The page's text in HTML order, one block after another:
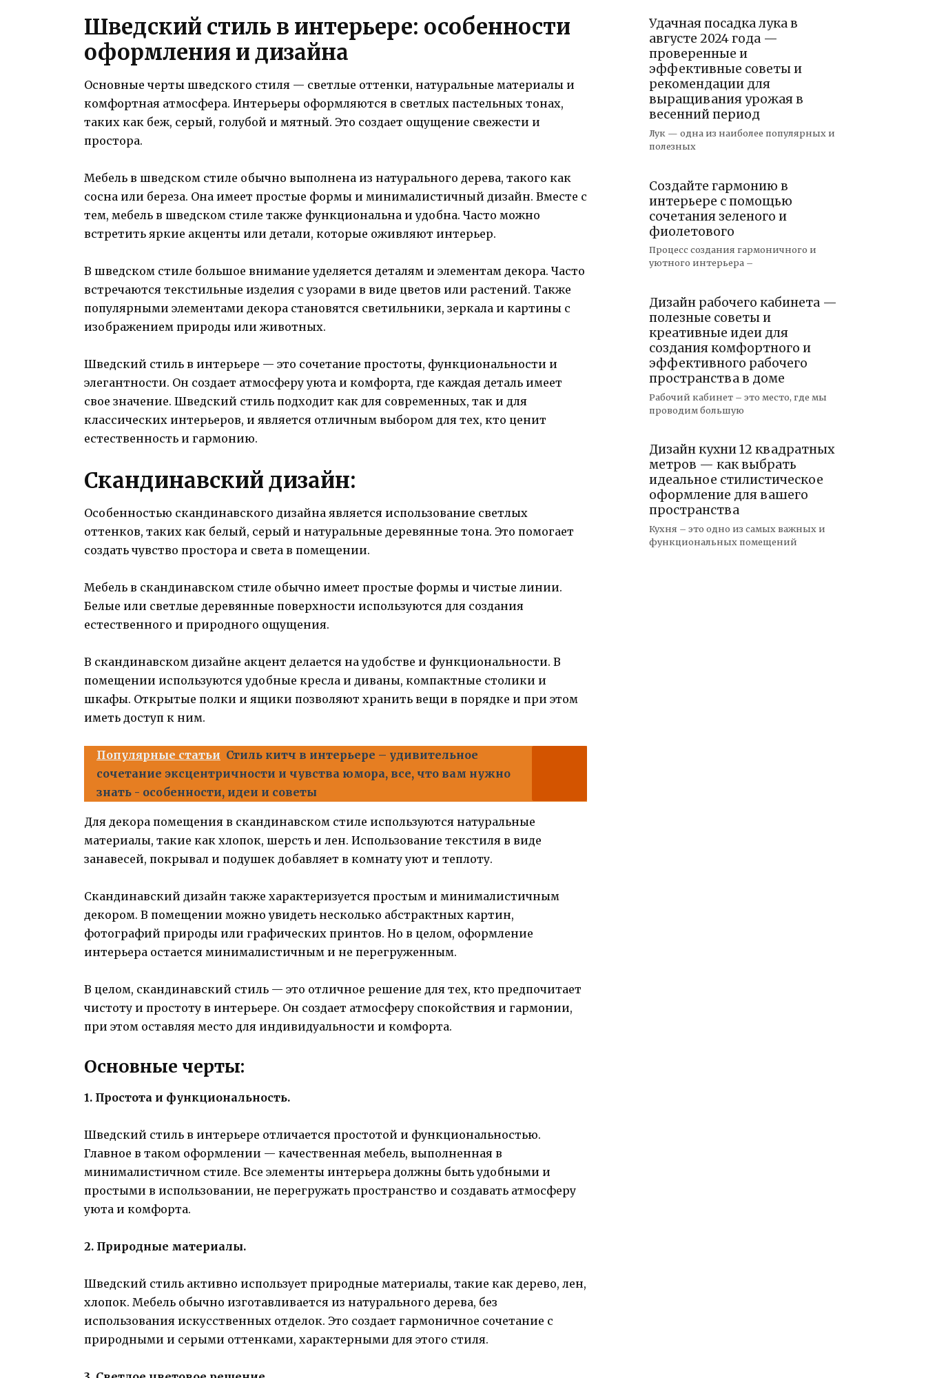
Шведский стиль в интерьере: особенности
оформления и дизайна
Основные черты шведского стиля — светлые оттенки, натуральные материалы и
комфортная атмосфера. Интерьеры оформляются в светлых пастельных тонах,
таких как беж, серый, голубой и мятный. Это создает ощущение свежести и
простора.
Мебель в шведском стиле обычно выполнена из натурального дерева, такого как
сосна или береза. Она имеет простые формы и минималистичный дизайн. Вместе с
тем, мебель в шведском стиле также функциональна и удобна. Часто можно
встретить яркие акценты или детали, которые оживляют интерьер.
В шведском стиле большое внимание уделяется деталям и элементам декора. Часто
встречаются текстильные изделия с узорами в виде цветов или растений. Также
популярными элементами декора становятся светильники, зеркала и картины с
изображением природы или животных.
Шведский стиль в интерьере — это сочетание простоты, функциональности и
элегантности. Он создает атмосферу уюта и комфорта, где каждая деталь имеет
свое значение. Шведский стиль подходит как для современных, так и для
классических интерьеров, и является отличным выбором для тех, кто ценит
естественность и гармонию.
Скандинавский дизайн:
Особенностью скандинавского дизайна является использование светлых
оттенков, таких как белый, серый и натуральные деревянные тона. Это помогает
создать чувство простора и света в помещении.
Мебель в скандинавском стиле обычно имеет простые формы и чистые линии.
Белые или светлые деревянные поверхности используются для создания
естественного и природного ощущения.
В скандинавском дизайне акцент делается на удобстве и функциональности. В
помещении используются удобные кресла и диваны, компактные столики и
шкафы. Открытые полки и ящики позволяют хранить вещи в порядке и при этом
иметь доступ к ним.
Популярные статьи Стиль китч в интерьере – удивительное
сочетание эксцентричности и чувства юмора, все, что вам нужно
знать - особенности, идеи и советы
Для декора помещения в скандинавском стиле используются натуральные
материалы, такие как хлопок, шерсть и лен. Использование текстиля в виде
занавесей, покрывал и подушек добавляет в комнату уют и теплоту.
Скандинавский дизайн также характеризуется простым и минималистичным
декором. В помещении можно увидеть несколько абстрактных картин,
фотографий природы или графических принтов. Но в целом, оформление
интерьера остается минималистичным и не перегруженным.
В целом, скандинавский стиль — это отличное решение для тех, кто предпочитает
чистоту и простоту в интерьере. Он создает атмосферу спокойствия и гармонии,
при этом оставляя место для индивидуальности и комфорта.
Основные черты:
1. Простота и функциональность.
Шведский стиль в интерьере отличается простотой и функциональностью.
Главное в таком оформлении — качественная мебель, выполненная в
минималистичном стиле. Все элементы интерьера должны быть удобными и
простыми в использовании, не перегружать пространство и создавать атмосферу
уюта и комфорта.
2. Природные материалы.
Шведский стиль активно использует природные материалы, такие как дерево, лен,
хлопок. Мебель обычно изготавливается из натурального дерева, без
использования искусственных отделок. Это создает гармоничное сочетание с
природными и серыми оттенками, характерными для этого стиля.
Удачная посадка лука в
августе 2024 года —
проверенные и
эффективные советы и
рекомендации для
выращивания урожая в
весенний период
Лук — одна из наиболее популярных и
полезных
Создайте гармонию в
интерьере с помощью
сочетания зеленого и
фиолетового
Процесс создания гармоничного и
уютного интерьера –
Дизайн рабочего кабинета —
полезные советы и
креативные идеи для
создания комфортного и
эффективного рабочего
пространства в доме
Рабочий кабинет – это место, где мы
проводим большую
Дизайн кухни 12 квадратных
метров — как выбрать
идеальное стилистическое
оформление для вашего
пространства
Кухня – это одно из самых важных и
функциональных помещений